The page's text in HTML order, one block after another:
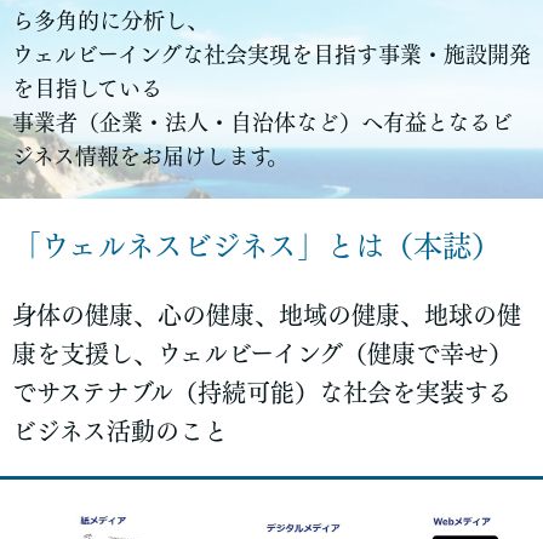
ら多角的に分析し、
ウェルビーイングな社会実現を目指す事業・施設開発
を目指している
事業者（企業・法人・自治体など）へ有益となるビ
ジネス情報をお届けします。
「ウェルネスビジネス」とは（本誌）
身体の健康、心の健康、地域の健康、地球の健
康を支援し、ウェルビーイング（健康で幸せ）
でサステナブル（持続可能）な社会を実装する
ビジネス活動のこと